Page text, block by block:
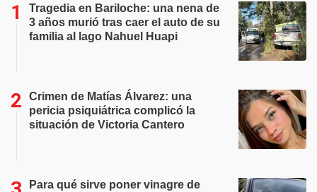
Tragedia en Bariloche: una nena de
3 años murió tras caer el auto de su
familia al lago Nahuel Huapi
Crimen de Matías Álvarez: una
pericia psiquiátrica complicó la
situación de Victoria Cantero
Para qué sirve poner vinagre de